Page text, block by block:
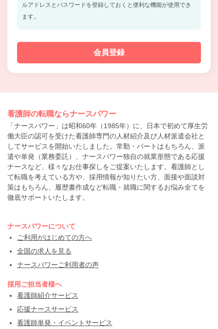
ルアドレスとパスワードを登録しておくと便利な機能が使用でき
ます。
会員登録
看護師の転職ならナースパワー
「ナースパワー」は昭和60年（1985年）に、日本で初めて厚生労
働大臣の認可を受けた看護師専門の人材紹介及び人材派遣会社と
してサービスを開始いたしました。常勤・パートはもちろん、派
遣や単発（業務委託）、ナースパワー独自の就業形態である応援
ナースなど、様々なお仕事探しをご提案いたします。看護師とし
て転職を考えている方や、採用情報が知りたい方、面接や面談対
策はもちろん、履歴書作成など転職・就職に関するお悩み全てを
徹底サポートいたします。
ナースパワーについて
ご利用がはじめての方へ
全国の求人を見る
ナースパワーご利用者の声
採用ご担当者様へ
看護師紹介サービス
応援ナースサービス
看護師単発・イベントサービス